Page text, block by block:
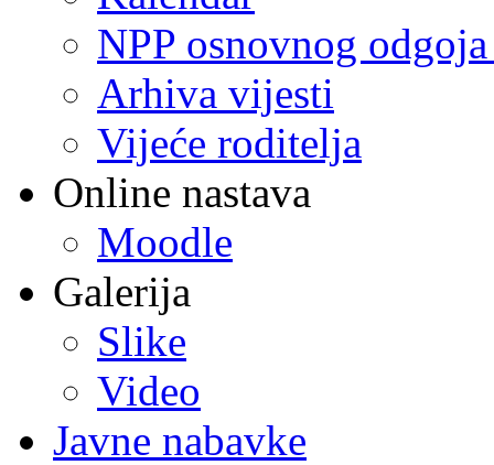
NPP osnovnog
Arhiva vijesti
Vijeće roditelja
Online nastava
Moodle
Galerija
Slike
Video
Javne nabavke